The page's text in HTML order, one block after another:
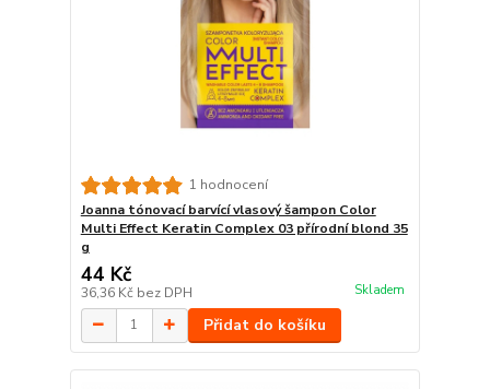
1 hodnocení
Joanna tónovací barvící vlasový šampon Color
Multi Effect Keratin Complex 03 přírodní blond 35
g
44 Kč
36,36 Kč bez DPH Skladem
Přidat do košíku